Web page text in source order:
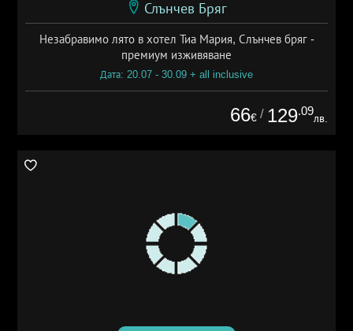
Слънчев Бряг
Незабравимо лято в хотел Тиа Мария, Слънчев бряг -
премиум изживяване
Дата: 20.07 - 30.09 + all inclusive
66€ / 129.09
лв.